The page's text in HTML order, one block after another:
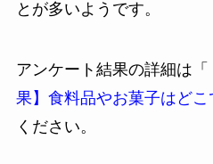
とが多いようです。
アンケート結果の詳細は「
果】食料品やお菓子はどこ
ください。